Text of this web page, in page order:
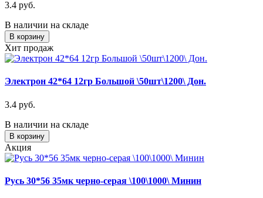
3.4 руб.
В наличии на складе
В корзину
Хит продаж
Электрон 42*64 12гр Большой \50шт\1200\ Дон.
3.4 руб.
В наличии на складе
В корзину
Акция
Русь 30*56 35мк черно-серая \100\1000\ Минин